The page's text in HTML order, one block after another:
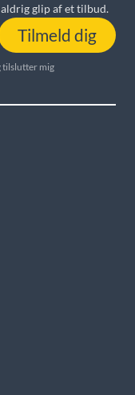
glip af et tilbud.
Tilmeld dig
tilslutter mig